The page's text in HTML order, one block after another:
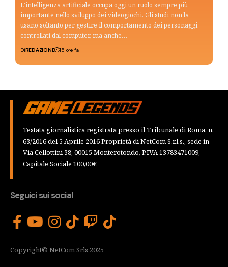
L'intelligenza artificiale occupa oggi un ruolo sempre più
importante nello sviluppo dei videogiochi. Gli studi non la
usano soltanto per gestire il comportamento dei personaggi
controllati dal computer, ma anche…
DiREDAZIONE 15 ore fa
Testata giornalistica registrata presso il Tribunale di Roma, n.
63/2016 del 5 Aprile 2016 Proprietà di NetCom S.r.l.s., sede in
Via Cellottini 38, 00015 Monterotondo, P.IVA 13783471009,
Capitale Sociale 100,00€
Seguici sui social
Copyright© NetCom Srls 2025